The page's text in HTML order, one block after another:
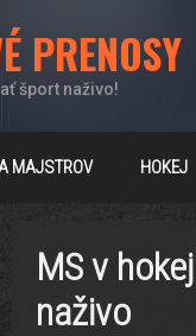
PRENOSY
šport naživo!
MAJSTROV HOKEJ
MS v
naživo